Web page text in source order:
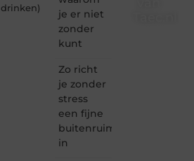
drinken)
je er niet
zonder
kunt
Zo richt
je zonder
stress
een fijne
buitenruimte
in